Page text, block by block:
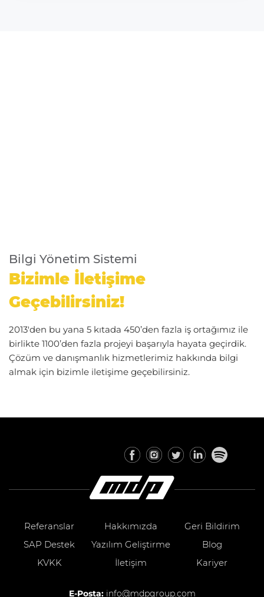
Bilgi Yönetim Sistemi
Bizimle İletişime
Geçebilirsiniz!
2013'den bu yana 5 kıtada 450’den fazla iş ortağımız ile
birlikte 1100’den fazla projeyi başarıyla hayata geçirdik.
Çözüm ve danışmanlık hizmetlerimiz hakkında bilgi
almak için bizimle iletişime geçebilirsiniz.
Referanslar Hakkımızda
Geri Bildirim
SAP Destek
Yazılım Geliştirme
Blog
KVKK
İletişim Kariyer
E-Posta: info@mdpgroup.com